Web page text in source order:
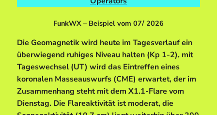
FunkWX – Beispiel vom 07/ 2026
Die Geomagnetik wird heute im Tagesverlauf ein
überwiegend ruhiges Niveau halten (Kp 1-2), mit
Tageswechsel (UT) wird das Eintreffen eines
koronalen Masseauswurfs (CME) erwartet, der im
Zusammenhang steht mit dem X1.1-Flare vom
Dienstag. Die Flareaktivität ist moderat, die